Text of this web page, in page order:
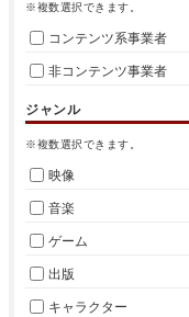
※複数選択できます。
コンテンツ系事業者
非コンテンツ事業者
ジャンル
※複数選択できます。
映像
音楽
ゲーム
出版
キャラクター